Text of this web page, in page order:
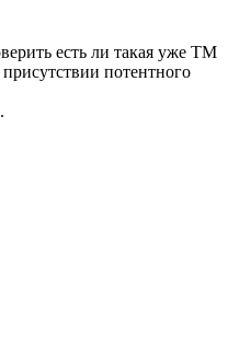
есть ли такая уже ТМ
потентного